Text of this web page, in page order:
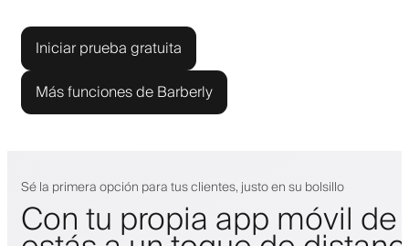
Iniciar prueba gratuita
Más funciones de Barberly
Sé la primera opción para tus clientes, justo en su bolsillo
Con tu propia app móvil